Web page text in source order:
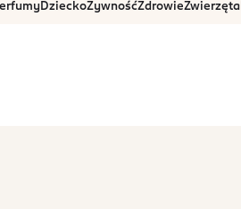
DzieckoŻywnośćZdrowieZwierzęta